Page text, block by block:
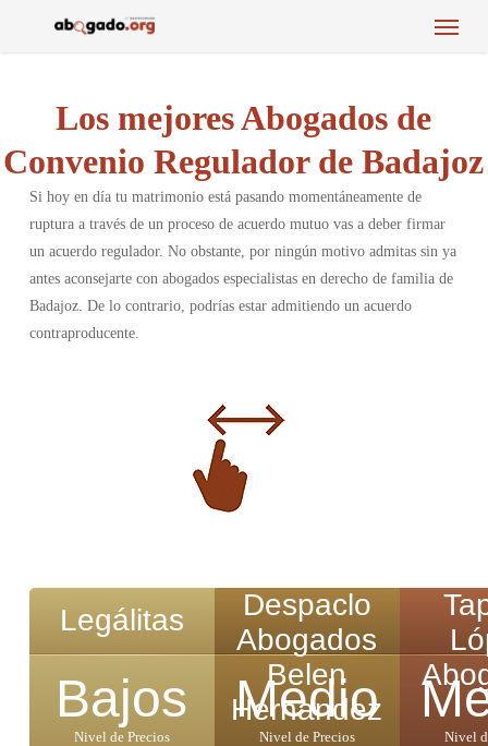
Menu
Los mejores Abogados de
Convenio Regulador de Badajoz
Si hoy en día tu matrimonio está pasando momentáneamente de
ruptura a través de un proceso de acuerdo mutuo vas a deber firmar
un acuerdo regulador. No obstante, por ningún motivo admitas sin ya
antes aconsejarte con abogados especialistas en derecho de familia de
Badajoz. De lo contrario, podrías estar admitiendo un acuerdo
contraproducente.
Legálitas
Bajos
Nivel de Precios
Despaclo
Abogados
Belen
Hernandez
Medio
Nivel de Precios Nivel